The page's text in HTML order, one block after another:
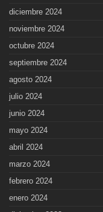
diciembre 2024
noviembre 2024
octubre 2024
septiembre 2024
agosto 2024
julio 2024
junio 2024
mayo 2024
abril 2024
marzo 2024
febrero 2024
enero 2024